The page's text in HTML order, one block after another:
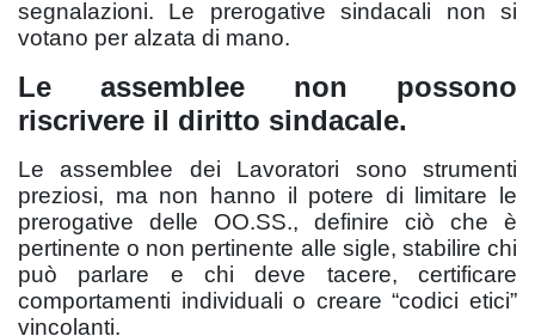
segnalazioni. Le prerogative sindacali non si
votano per alzata di mano.
Le assemblee non possono
riscrivere il diritto sindacale.
Le assemblee dei Lavoratori sono strumenti
preziosi, ma non hanno il potere di limitare le
prerogative delle OO.SS., definire ciò che è
pertinente o non pertinente alle sigle, stabilire chi
può parlare e chi deve tacere, certificare
comportamenti individuali o creare “codici etici”
vincolanti.